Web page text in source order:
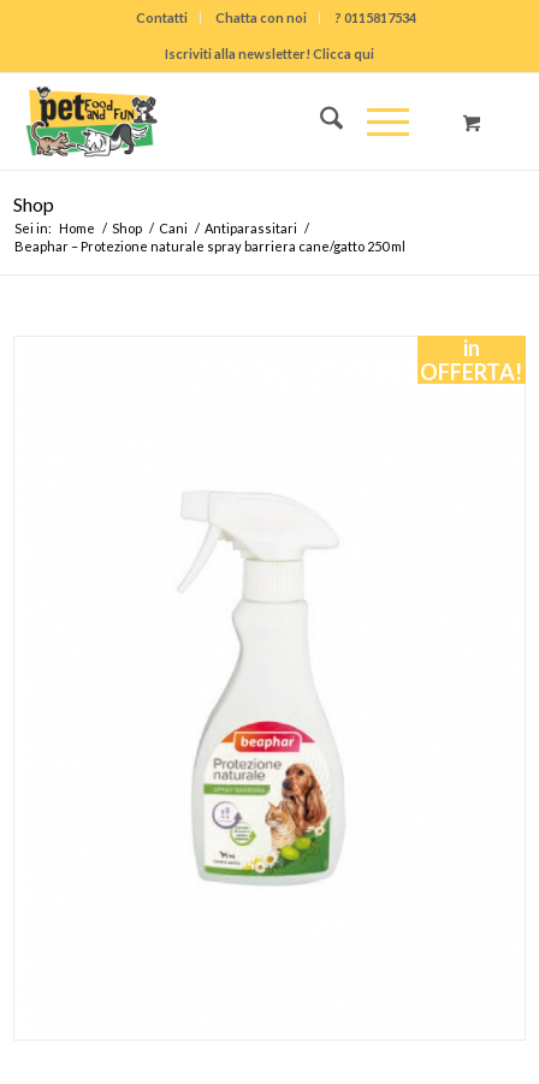
Contatti Chatta con noi ? 0115817534
Iscriviti alla newsletter! Clicca qui
Shop
Sei in: Home / Shop / Cani / Antiparassitari /
Beaphar – Protezione naturale spray barriera cane/gatto 250 ml
in
OFFERTA!